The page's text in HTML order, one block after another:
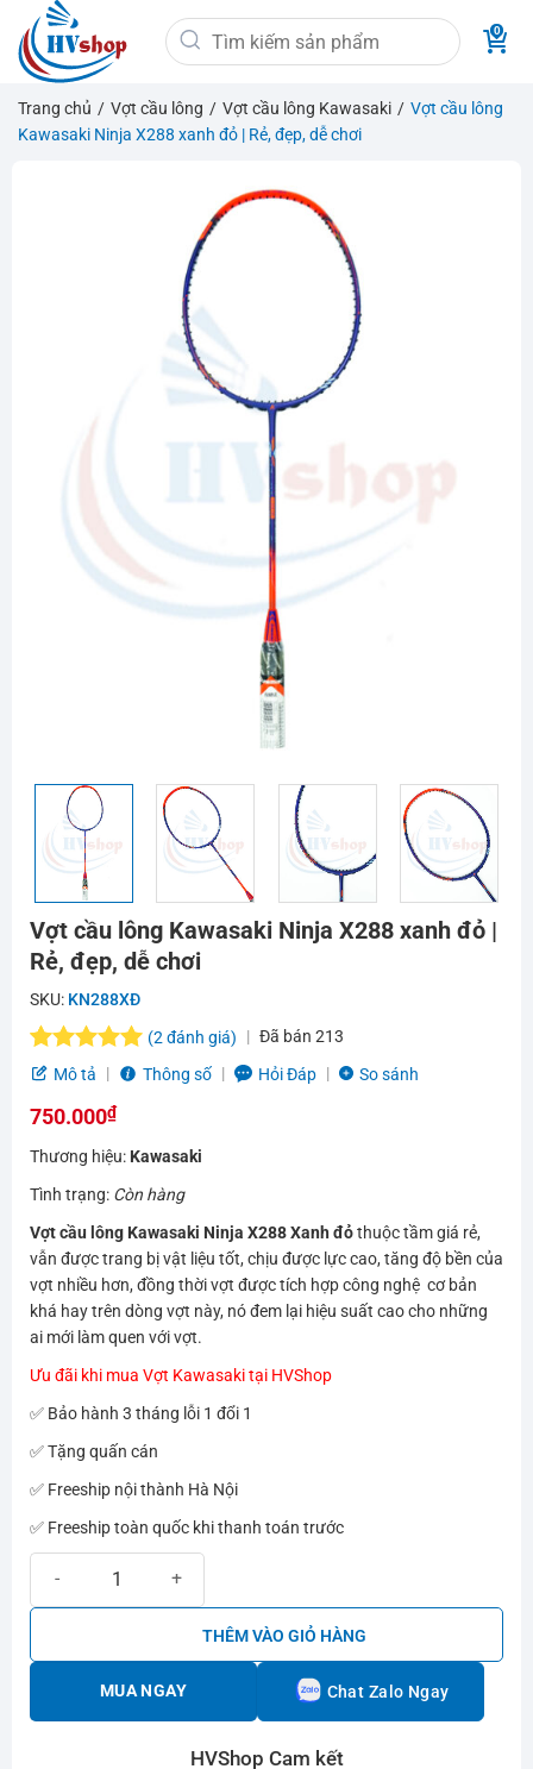
qua
nội
dung
Tìm
kiếm:
Trang chủ / Vợt cầu lông / Vợt cầu lông Kawasaki / Vợt cầu lông
Kawasaki Ninja X288 xanh đỏ | Rẻ, đẹp, dễ chơi
Vợt cầu lông Kawasaki Ninja X288 xanh đỏ |
Rẻ, đẹp, dễ chơi
SKU: KN288XĐ
5.0trên 5
2
đánh giá
(2 đánh giá) Đã bán 213
Mô tả
Thông số Hỏi Đáp So sánh
750.000₫
Thương hiệu: Kawasaki
Tình trạng: Còn hàng
Vợt cầu lông Kawasaki Ninja X288 Xanh đỏthuộc tầm giá rẻ,
vẫn được trang bị vật liệu tốt, chịu được lực cao, tăng độ bền của
vợt nhiều hơn, đồng thời vợt được tích hợp công nghệ cơ bản
khá hay trên dòng vợt này, nó đem lại hiệu suất cao cho những
ai mới làm quen với vợt.
Ưu đãi khi mua Vợt Kawasaki tại HVShop
✅ Bảo hành 3 tháng lỗi 1 đổi 1
✅ Tặng quấn cán
✅ Freeship nội thành Hà Nội
✅ Freeship toàn quốc khi thanh toán trước
THÊM VÀO GIỎ HÀNG
MUA NGAY Chat Zalo Ngay
HVShop Cam kết